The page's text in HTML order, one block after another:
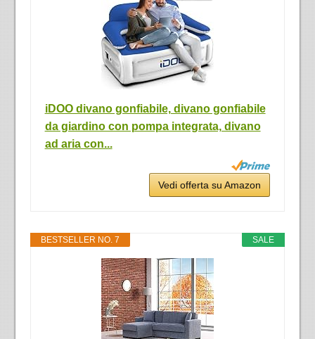
iDOO divano gonfiabile, divano gonfiabile
da giardino con pompa integrata, divano
ad aria con...
Vedi offerta su Amazon
SALE
BESTSELLER NO. 7